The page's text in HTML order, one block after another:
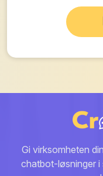
Gi virksomheten
chatbot-løsninger i